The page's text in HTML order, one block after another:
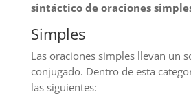
sintáctico de oraciones
Simples
Las oraciones simples llevan un
conjugado. Dentro de esta
las siguientes: